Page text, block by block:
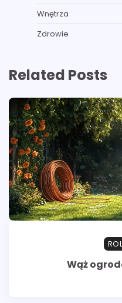
Wnętrza
Zdrowie
Related Posts
Wąż